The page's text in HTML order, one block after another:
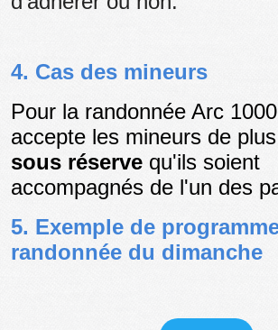
4. Cas des mineurs
Pour la randonnée Arc
accepte les mineurs de
sous réserve qu'ils soient
accompagnés de l'un des
5. Exemple de
randonnée du dimanche